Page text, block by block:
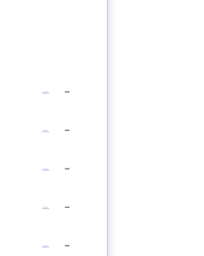
-
-
-
-
-
-
-
-
-
-